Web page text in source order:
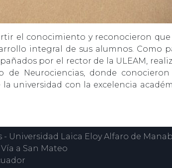
el conocimiento y reconocieron
integral de sus alumnos. Como
por el rector de la ULEAM,
Neurociencias, donde
universidad con la excelencia
Universidad Laica Eloy Alfaro de
a San Mateo